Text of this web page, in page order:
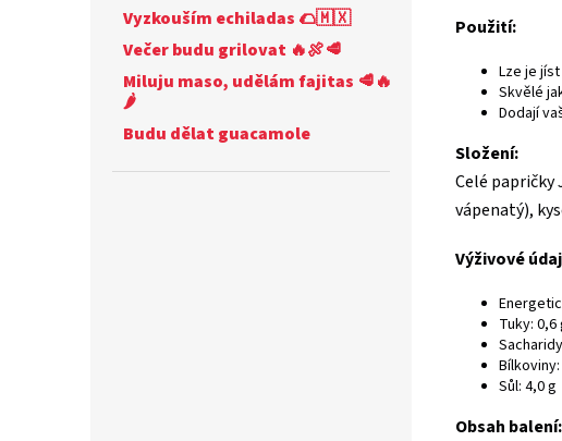
Vyzkouším echiladas 🌮🇲🇽
Večer budu grilovat 🔥🍖🥩
Miluju maso, udělám fajitas 🥩🔥
🌶️
Budu dělat guacamole
Použití:
Lze je
Skvělé
Dodají
Složení:
Celé papričky
vápenatý),
Výživové
Tuky:
Sůl: 4,0 g
Obsah balení: